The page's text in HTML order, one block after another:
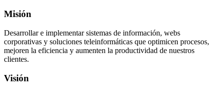
Misión
Desarrollar e implementar sistemas de información, webs
corporativas y soluciones teleinformáticas que optimicen procesos,
mejoren la eficiencia y aumenten la productividad de nuestros
clientes.
Visión